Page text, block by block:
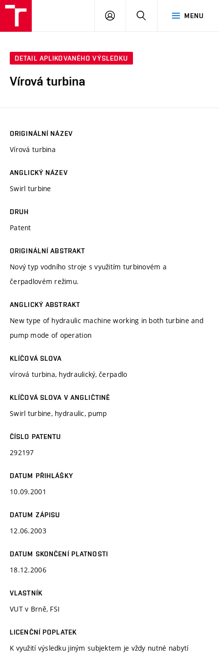
MENU
PŘIHLÁSIT
DETAIL APLIKOVANÉHO VÝSLEDKU
Vírová turbina
ORIGINÁLNÍ NÁZEV
Vírová turbina
ANGLICKÝ NÁZEV
Swirl turbine
DRUH
Patent
ORIGINÁLNÍ ABSTRAKT
Nový typ vodního stroje s využitím turbinovém a
čerpadlovém režimu.
ANGLICKÝ ABSTRAKT
New type of hydraulic machine working in both turbine and
pump mode of operation
KLÍČOVÁ SLOVA
vírová turbina, hydraulický, čerpadlo
KLÍČOVÁ SLOVA V ANGLIČTINĚ
Swirl turbine, hydraulic, pump
ČÍSLO PATENTU
292197
DATUM PŘIHLÁŠKY
10.09.2001
DATUM ZÁPISU
12.06.2003
DATUM SKONČENÍ PLATNOSTI
18.12.2006
VLASTNÍK
VUT v Brně, FSI
LICENČNÍ POPLATEK
K využití výsledku jiným subjektem je vždy nutné nabytí